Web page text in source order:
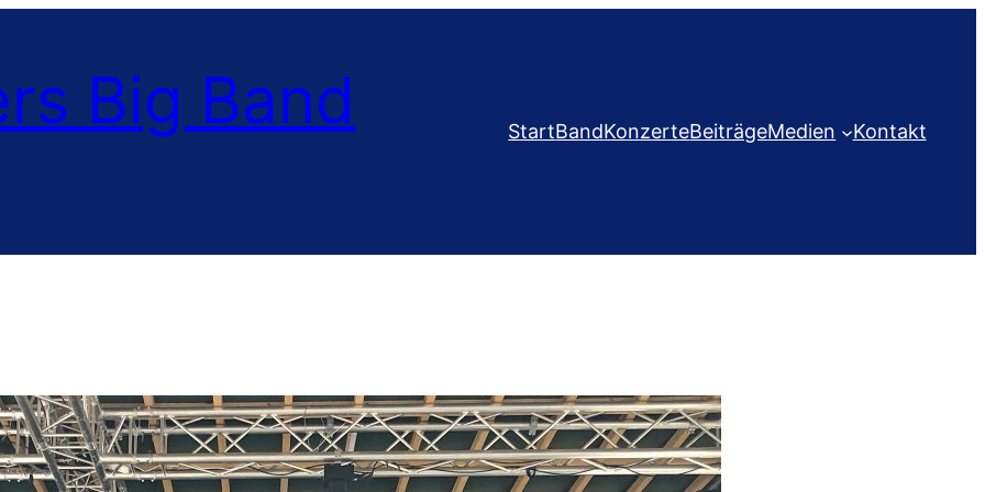
Big Band StartBandKonzerteBeiträgeMedien Kontakt